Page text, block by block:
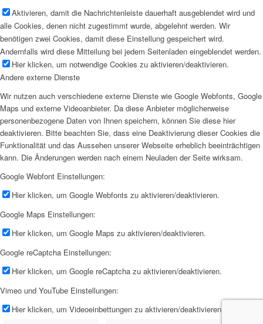
Aktivieren, damit die Nachrichtenleiste dauerhaft ausgeblendet wird und
alle Cookies, denen nicht zugestimmt wurde, abgelehnt werden. Wir
benötigen zwei Cookies, damit diese Einstellung gespeichert wird.
Andernfalls wird diese Mitteilung bei jedem Seitenladen eingeblendet werden.
Hier klicken, um notwendige Cookies zu aktivieren/deaktivieren.
Andere externe Dienste
Wir nutzen auch verschiedene externe Dienste wie Google Webfonts, Google
Maps und externe Videoanbieter. Da diese Anbieter möglicherweise
personenbezogene Daten von Ihnen speichern, können Sie diese hier
deaktivieren. Bitte beachten Sie, dass eine Deaktivierung dieser Cookies die
Funktionalität und das Aussehen unserer Webseite erheblich beeinträchtigen
kann. Die Änderungen werden nach einem Neuladen der Seite wirksam.
Google Webfont Einstellungen:
Hier klicken, um Google Webfonts zu aktivieren/deaktivieren.
Google Maps Einstellungen:
Hier klicken, um Google Maps zu aktivieren/deaktivieren.
Google reCaptcha Einstellungen:
Hier klicken, um Google reCaptcha zu aktivieren/deaktivieren.
Vimeo und YouTube Einstellungen:
Hier klicken, um Videoeinbettungen zu aktivieren/deaktivieren.